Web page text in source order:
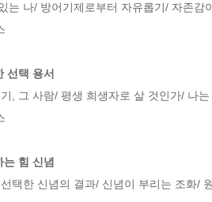
는 나/ 방어기제로부터 자유롭기/ 자존감
선택 용서
, 그 사람/ 평생 희생자로 살 것인가/ 나는
힘 신념
택한 신념의 결과/ 신념이 부리는 조화/